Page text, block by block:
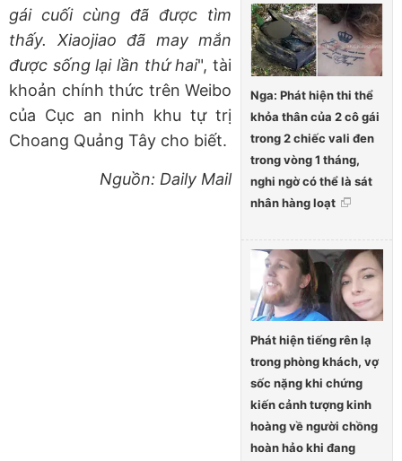
Nga: Phát hiện thi thể
khỏa thân của 2 cô gái
trong 2 chiếc vali đen
trong vòng 1 tháng,
nghi ngờ có thể là sát
nhân hàng loạt
Phát hiện tiếng rên lạ
trong phòng khách, vợ
sốc nặng khi chứng
kiến cảnh tượng kinh
hoàng về người chồng
hoàn hảo khi đang
gái cuối cùng đã được tìm
thấy. Xiaojiao đã may mắn
được sống lại lần thứ hai", tài
khoản chính thức trên Weibo
của Cục an ninh khu tự trị
Choang Quảng Tây cho biết.
Nguồn: Daily Mail